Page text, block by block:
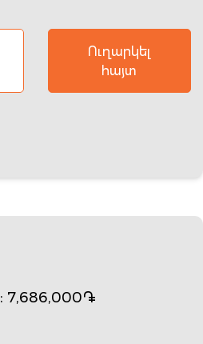
Ուղարկել
հայտ
: 7,686,000֏